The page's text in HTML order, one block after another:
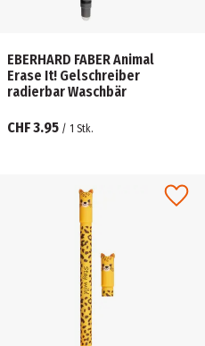
EBERHARD FABER Animal
Erase It! Gelschreiber
radierbar Waschbär
CHF 3.95 / 1 Stk.